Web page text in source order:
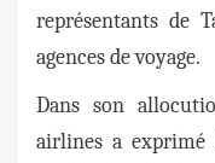
représentants de
agences de voyage.
Dans son
airlines a exprimé